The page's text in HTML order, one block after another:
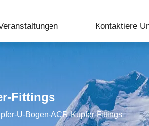
Kontaktiere
Fittings
U-Bogen-ACR-Kupfer-Fittings